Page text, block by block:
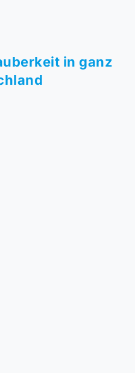
in ganz